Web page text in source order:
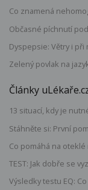
Co znamená
Občasné píchnutí
Dyspepsie: Větry i
Zelený povlak na
Články
13 situací, kdy je
Stáhněte si: První
Co pomáhá na
TEST: Jak dobře se
Výsledky testu EQ: